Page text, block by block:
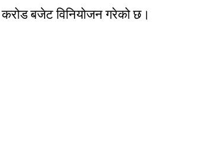
बजेट विनियोजन गरेको छ।